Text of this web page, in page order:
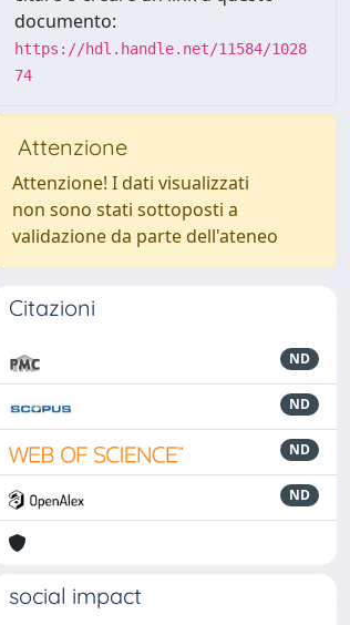
documento:
https://hdl.handle.net/11584/1028
74
Attenzione
Attenzione! I dati visualizzati
non sono stati sottoposti a
validazione da parte dell'ateneo
Citazioni
ND
ND
ND
ND
social impact